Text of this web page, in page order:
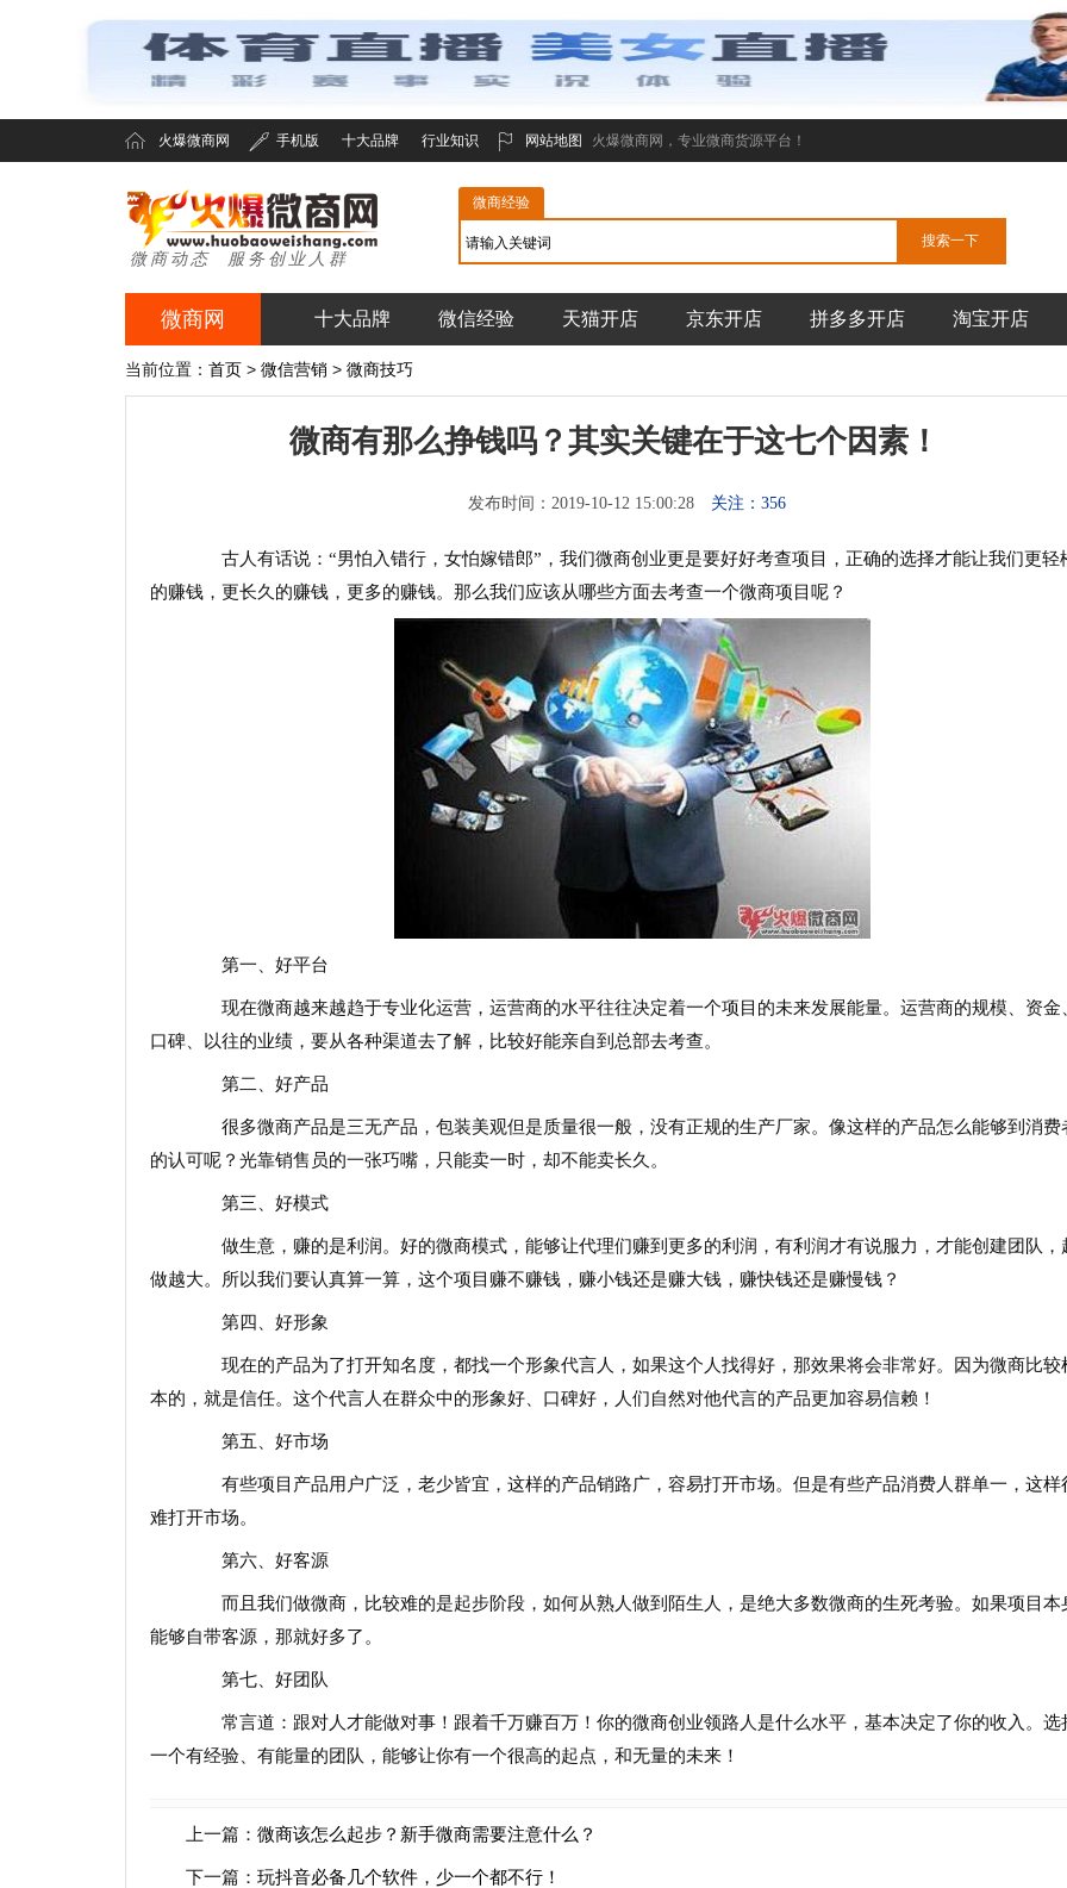
火爆微商网 手机版 十大品牌 行业知识 网站地图 火爆微商网，专业微商货源平台！
火爆微商网
微商动态 服务创业人群
微商经验
微商网 十大品牌 微信经验 天猫开店 京东开店 拼多多开店 淘宝开店
当前位置： 首页> 微信营销> 微商技巧
微商有那么挣钱吗？其实关键在于这七个因素！
发布时间：2019-10-12 15:00:28 关注：356
古人有话说：“男怕入错行，女怕嫁错郎”，我们微商创业更是要好好考查项目，正确的选择才能让我们更轻
的赚钱，更长久的赚钱，更多的赚钱。那么我们应该从哪些方面去考查一个微商项目呢？
第一、好平台
现在微商越来越趋于专业化运营，运营商的水平往往决定着一个项目的未来发展能量。运营商的规模、资金
口碑、以往的业绩，要从各种渠道去了解，比较好能亲自到总部去考查。
第二、好产品
很多微商产品是三无产品，包装美观但是质量很一般，没有正规的生产厂家。像这样的产品怎么能够到消费
的认可呢？光靠销售员的一张巧嘴，只能卖一时，却不能卖长久。
第三、好模式
做生意，赚的是利润。好的微商模式，能够让代理们赚到更多的利润，有利润才有说服力，才能创建团队，
做越大。所以我们要认真算一算，这个项目赚不赚钱，赚小钱还是赚大钱，赚快钱还是赚慢钱？
第四、好形象
现在的产品为了打开知名度，都找一个形象代言人，如果这个人找得好，那效果将会非常好。因为微商比较
本的，就是信任。这个代言人在群众中的形象好、口碑好，人们自然对他代言的产品更加容易信赖！
第五、好市场
有些项目产品用户广泛，老少皆宜，这样的产品销路广，容易打开市场。但是有些产品消费人群单一，这样
难打开市场。
第六、好客源
而且我们做微商，比较难的是起步阶段，如何从熟人做到陌生人，是绝大多数微商的生死考验。如果项目本
能够自带客源，那就好多了。
第七、好团队
常言道：跟对人才能做对事！跟着千万赚百万！你的微商创业领路人是什么水平，基本决定了你的收入。选
一个有经验、有能量的团队，能够让你有一个很高的起点，和无量的未来！
上一篇： 微商该怎么起步？新手微商需要注意什么？
下一篇： 玩抖音必备几个软件，少一个都不行！